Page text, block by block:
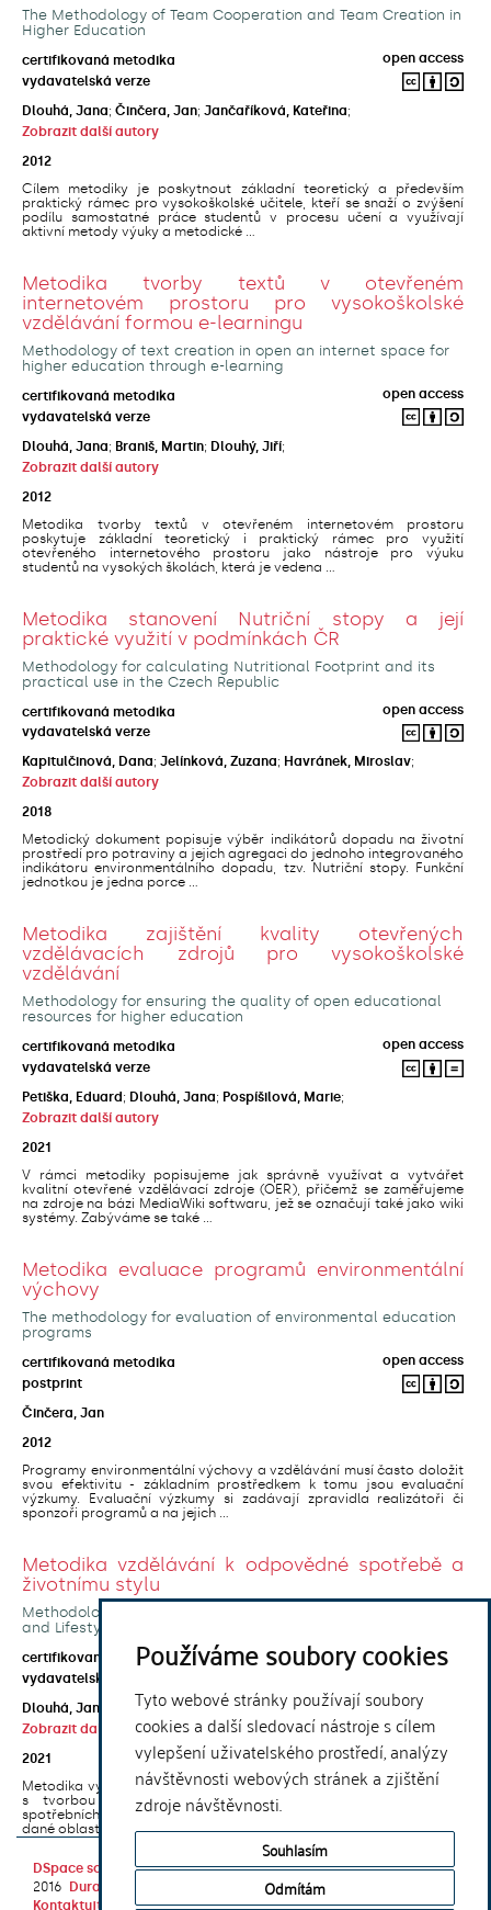
Používáme soubory cookies
Tyto webové stránky používají soubory
cookies a další sledovací nástroje s cílem
vylepšení uživatelského prostředí, analýzy
návštěvnosti webových stránek a zjištění
zdroje návštěvnosti.
Souhlasím
Odmítám
The Methodology of Team Cooperation and Team Creation in
Higher Education
certifikovaná metodika
open access
vydavatelská verze
Dlouhá, Jana; Činčera, Jan; Jančaříková, Kateřina;
Zobrazit další autory
2012
Cílem metodiky je poskytnout základní teoretický a především
praktický rámec pro vysokoškolské učitele, kteří se snaží o zvýšení
podílu samostatné práce studentů v procesu učení a využívají
aktivní metody výuky a metodické ...
Metodika tvorby textů v otevřeném
internetovém prostoru pro vysokoškolské
vzdělávání formou e-learningu
Methodology of text creation in open an internet space for
higher education through e-learning
certifikovaná metodika
open access
vydavatelská verze
Dlouhá, Jana; Braniš, Martin; Dlouhý, Jiří;
Zobrazit další autory
2012
Metodika tvorby textů v otevřeném internetovém prostoru
poskytuje základní teoretický i praktický rámec pro využití
otevřeného internetového prostoru jako nástroje pro výuku
studentů na vysokých školách, která je vedena ...
Metodika stanovení Nutriční stopy a její
praktické využití v podmínkách ČR
Methodology for calculating Nutritional Footprint and its
practical use in the Czech Republic
certifikovaná metodika
open access
vydavatelská verze
Kapitulčinová, Dana; Jelínková, Zuzana; Havránek, Miroslav;
Zobrazit další autory
2018
Metodický dokument popisuje výběr indikátorů dopadu na životní
prostředí pro potraviny a jejich agregaci do jednoho integrovaného
indikátoru environmentálního dopadu, tzv. Nutriční stopy. Funkční
jednotkou je jedna porce ...
Metodika zajištění kvality otevřených
vzdělávacích zdrojů pro vysokoškolské
vzdělávání
Methodology for ensuring the quality of open educational
resources for higher education
certifikovaná metodika
open access
vydavatelská verze
Petiška, Eduard ; Dlouhá, Jana; Pospíšilová, Marie;
Zobrazit další autory
2021
V rámci metodiky popisujeme jak správně využívat a vytvářet
kvalitní otevřené vzdělávací zdroje (OER), přičemž se zaměřujeme
na zdroje na bázi MediaWiki softwaru, jež se označují také jako wiki
systémy. Zabýváme se také ...
Metodika evaluace programů environmentální
výchovy
The methodology for evaluation of environmental education
programs
certifikovaná metodika
open access
postprint
Činčera, Jan
2012
Programy environmentální výchovy a vzdělávání musí často doložit
svou efektivitu - základním prostředkem k tomu jsou evaluační
výzkumy. Evaluační výzkumy si zadávají zpravidla realizátoři či
sponzoři programů a na jejich ...
Metodika vzdělávání k odpovědné spotřebě a
životnímu stylu
Methodology of the Education for Responsible Consumption
and Lifestyle
certifikovaná metodika
open access
vydavatelská verze
Dlouhá, Jana
Kroufek, Roman ;Neprašová, Simona;
Zobrazit další autory
2021
Metodika vychází z dosavadního teoretického poznání a zkušeností
s tvorbou a realizací programu zaměřeného na utváření
spotřebních zvyklostí ve vzdělávání, reflektuje současné trendy
dané oblasti i diskuse probíhající v ...
DSpace softwarecopyright © 2002-
2016
DuraSpace
Kontaktujte nás|Vyjádření názoru
Theme by